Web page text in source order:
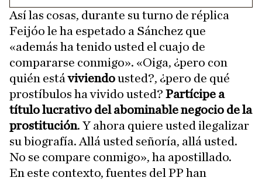
Así las cosas, durante su turno de réplica
Feijóo le ha espetado a Sánchez que
«además ha tenido usted el cuajo de
compararse conmigo». «Oiga, ¿pero con
quién estáviviendousted?, ¿pero de qué
prostíbulos ha vivido usted? Partícipe a
título lucrativo del abominable negocio de la
prostitución. Y ahora quiere usted ilegalizar
su biografía. Allá usted señoría, allá usted.
No se compare conmigo», ha apostillado.
En este contexto, fuentes del PP han